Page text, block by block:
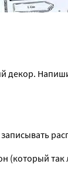
декор.
так